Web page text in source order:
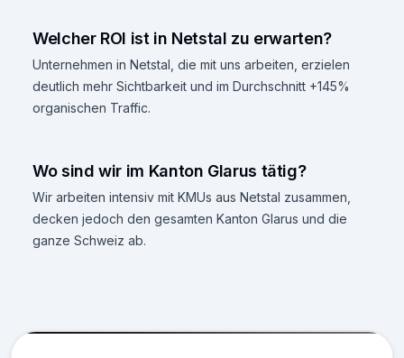
Welcher ROI ist in Netstal zu erwarten?
Unternehmen in Netstal, die mit uns arbeiten, erzielen
deutlich mehr Sichtbarkeit und im Durchschnitt +145%
organischen Traffic.
Wo sind wir im Kanton Glarus tätig?
Wir arbeiten intensiv mit KMUs aus Netstal zusammen,
decken jedoch den gesamten Kanton Glarus und die
ganze Schweiz ab.